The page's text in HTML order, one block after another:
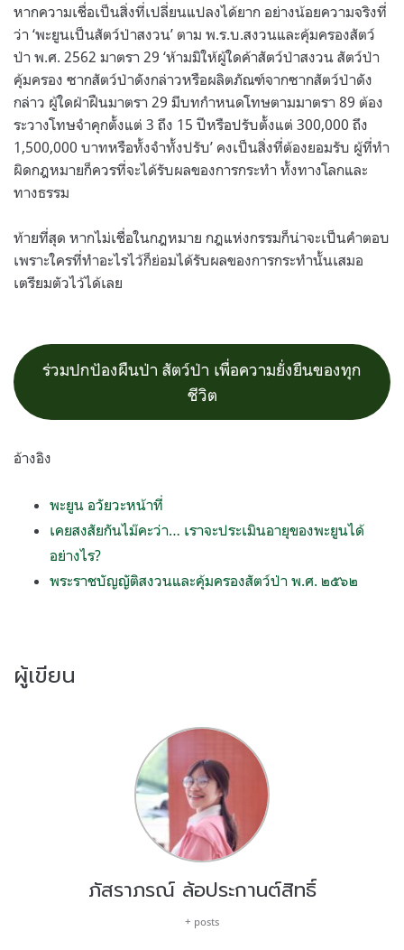
หากความเชื่อเป็นสิ่งที่เปลี่ยนแปลงได้ยาก อย่างน้อยความจริงที่
ว่า ‘พะยูนเป็นสัตว์ป่าสงวน’ ตาม พ.ร.บ.สงวนและคุ้มครองสัตว์
ป่า พ.ศ. 2562 มาตรา 29 ‘ห้ามมิให้ผู้ใดค้าสัตว์ป่าสงวน สัตว์ป่า
คุ้มครอง ซากสัตว์ป่าดังกล่าวหรือผลิตภัณฑ์จากซากสัตว์ป่าดัง
กล่าว ผู้ใดฝ่าฝืนมาตรา 29 มีบทกำหนดโทษตามมาตรา 89 ต้อง
ระวางโทษจำคุกตั้งแต่ 3 ถึง 15 ปีหรือปรับตั้งแต่ 300,000 ถึง
1,500,000 บาทหรือทั้งจำทั้งปรับ’ คงเป็นสิ่งที่ต้องยอมรับ ผู้ที่ทำ
ผิดกฎหมายก็ควรที่จะได้รับผลของการกระทำ ทั้งทางโลกและ
ทางธรรม
ท้ายที่สุด หากไม่เชื่อในกฎหมาย กฎแห่งกรรมก็น่าจะเป็นคำตอบ
เพราะใครที่ทำอะไรไว้ก็ย่อมได้รับผลของการกระทำนั้นเสมอ
เตรียมตัวไว้ได้เลย
ร่วมปกป้องผืนป่า สัตว์ป่า เพื่อความยั่งยืนของทุก
ชีวิต
อ้างอิง
พะยูน อวัยวะหน้าที่
เคยสงสัยกันไม๊คะว่า… เราจะประเมินอายุของพะยูนได้
อย่างไร?
พระราชบัญญัติสงวนและคุ้มครองสัตว์ป่า พ.ศ. ๒๕๖๒
ผู้เขียน
ภัสราภรณ์ ล้อประกานต์สิทธิ์
+ posts